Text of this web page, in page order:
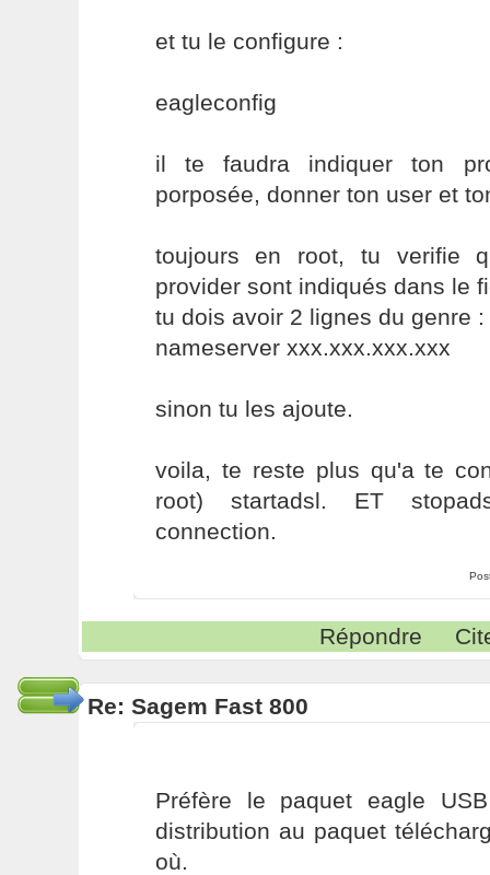
et tu le configure :
eagleconfig
il te faudra indiquer ton
porposée, donner ton user et
toujours en root, tu verifie
provider sont indiqués dans le
tu dois avoir 2 lignes du genre :
nameserver xxx.xxx.xxx.xxx
sinon tu les ajoute.
voila, te reste plus qu'a te
root) startadsl. ET
connection.
Répondre
Re: Sagem Fast 800
Préfère le paquet eagle
distribution au paquet
où.